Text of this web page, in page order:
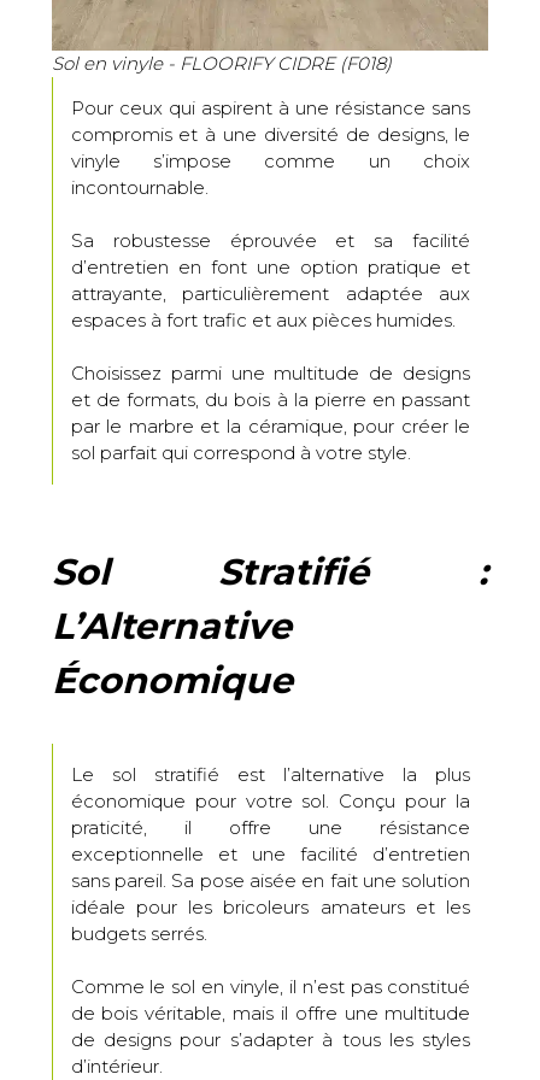
Sol en vinyle - FLOORIFY CIDRE (F018)
Pour ceux qui aspirent à une résistance sans
compromis et à une diversité de designs, le
vinyle s’impose comme un choix
incontournable.
Sa robustesse éprouvée et sa facilité
d’entretien en font une option pratique et
attrayante, particulièrement adaptée aux
espaces à fort trafic et aux pièces humides.
Choisissez parmi une multitude de designs
et de formats, du bois à la pierre en passant
par le marbre et la céramique, pour créer le
sol parfait qui correspond à votre style.
Sol Stratifié :
L’Alternative
Économique
Le sol stratifié est l’alternative la plus
économique pour votre sol. Conçu pour la
praticité, il offre une résistance
exceptionnelle et une facilité d’entretien
sans pareil. Sa pose aisée en fait une solution
idéale pour les bricoleurs amateurs et les
budgets serrés.
Comme le sol en vinyle, il n’est pas constitué
de bois véritable, mais il offre une multitude
de designs pour s’adapter à tous les styles
d’intérieur.